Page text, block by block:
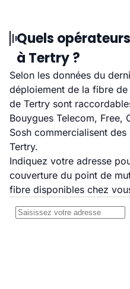
Quels
à Tertry ?
Selon les données du
déploiement de la fibre de
de Tertry sont
Bouygues Telecom, Free,
Sosh commercialisent
Tertry.
Indiquez votre adresse
couverture du point de
fibre disponibles chez